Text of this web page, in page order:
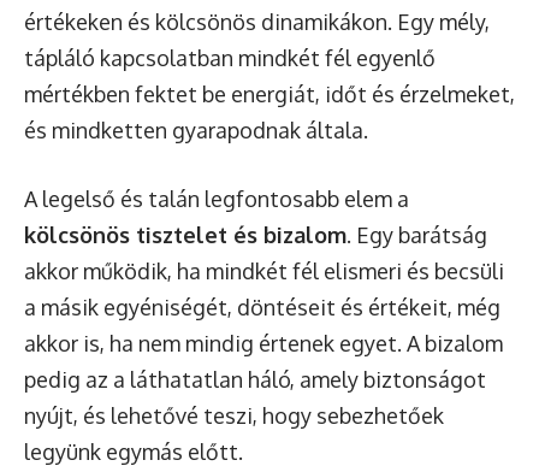
értékeken és kölcsönös dinamikákon. Egy mély,
tápláló kapcsolatban mindkét fél egyenlő
mértékben fektet be energiát, időt és érzelmeket,
és mindketten gyarapodnak általa.
A legelső és talán legfontosabb elem a
kölcsönös tisztelet és bizalom. Egy barátság
akkor működik, ha mindkét fél elismeri és becsüli
a másik egyéniségét, döntéseit és értékeit, még
akkor is, ha nem mindig értenek egyet. A bizalom
pedig az a láthatatlan háló, amely biztonságot
nyújt, és lehetővé teszi, hogy sebezhetőek
legyünk egymás előtt.